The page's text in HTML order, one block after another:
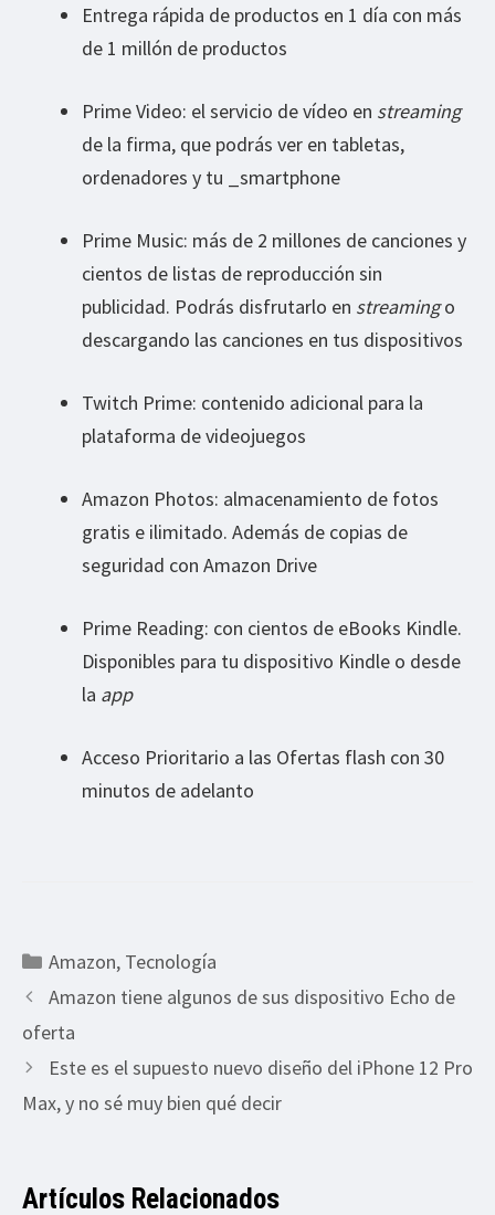
Entrega rápida de productos en 1 día con más
de 1 millón de productos
Prime Video: el servicio de vídeo en streaming
de la firma, que podrás ver en tabletas,
ordenadores y tu _smartphone
Prime Music: más de 2 millones de canciones y
cientos de listas de reproducción sin
publicidad. Podrás disfrutarlo en streamingo
descargando las canciones en tus dispositivos
Twitch Prime: contenido adicional para la
plataforma de videojuegos
Amazon Photos: almacenamiento de fotos
gratis e ilimitado. Además de copias de
seguridad con Amazon Drive
Prime Reading: con cientos de eBooks Kindle.
Disponibles para tu dispositivo Kindle o desde
la app
Acceso Prioritario a las Ofertas flash con 30
minutos de adelanto
Categorías
Amazon, Tecnología
Amazon tiene algunos de sus dispositivo Echo de
oferta
Este es el supuesto nuevo diseño del iPhone 12 Pro
Max, y no sé muy bien qué decir
Artículos Relacionados